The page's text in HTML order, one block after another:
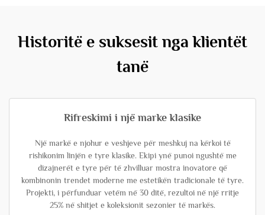
Historitë e suksesit nga klientët
tanë
Rifreskimi i një marke klasike
Një markë e njohur e veshjeve për meshkuj na kërkoi të
rishikonim linjën e tyre klasike. Ekipi ynë punoi ngushtë me
dizajnerët e tyre për të zhvilluar mostra inovatore që
kombinonin trendet moderne me estetikën tradicionale të tyre.
Projekti, i përfunduar vetëm në 30 ditë, rezultoi në një rritje
25% në shitjet e koleksionit sezonier të markës.